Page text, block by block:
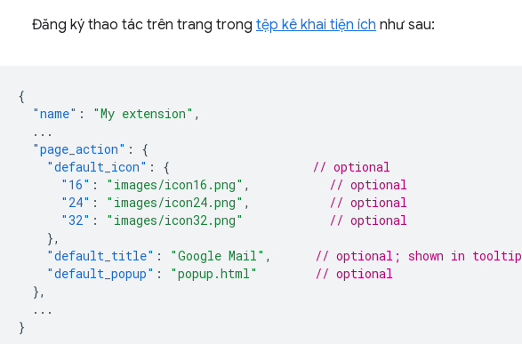
Đăng ký thao tác trên trang trong tệp kê khai tiện ích như sau:
{
"name" : "My extension" ,
...
"page_action" :
{
"default_icon" : {
// optional
"16" : "images/icon16.png" ,
// optional
"24" : "images/icon24.png" ,
// optional
"32" : "images/icon32.png"
// optional
},
"default_title" : "Google Mail" ,
// optional; shown in tooltip
"default_popup" : "popup.html"
// optional
},
...
}